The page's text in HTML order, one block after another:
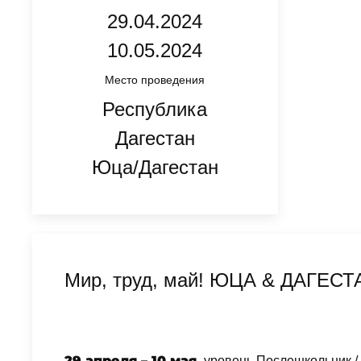
29.04.2024
10.05.2024
Место проведения
Республика
Дагестан
Юца/Дагестан
Мир, труд, май! ЮЦА &